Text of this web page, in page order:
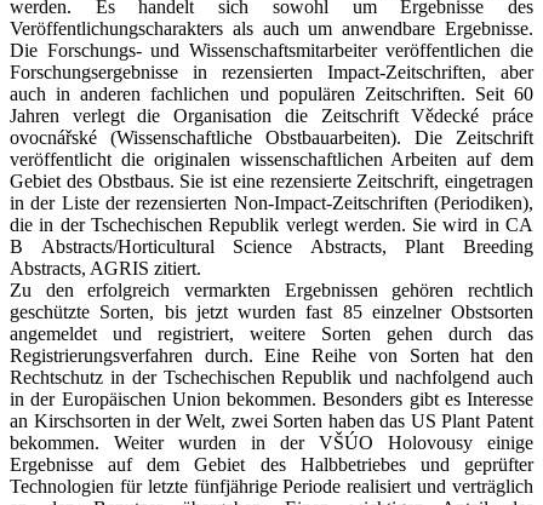
werden. Es handelt sich sowohl um Ergebnisse des
Veröffentlichungscharakters als auch um anwendbare Ergebnisse.
Die Forschungs- und Wissenschaftsmitarbeiter veröffentlichen die
Forschungsergebnisse in rezensierten Impact-Zeitschriften, aber
auch in anderen fachlichen und populären Zeitschriften. Seit 60
Jahren verlegt die Organisation die Zeitschrift Vědecké práce
ovocnářské (Wissenschaftliche Obstbauarbeiten). Die Zeitschrift
veröffentlicht die originalen wissenschaftlichen Arbeiten auf dem
Gebiet des Obstbaus. Sie ist eine rezensierte Zeitschrift, eingetragen
in der Liste der rezensierten Non-Impact-Zeitschriften (Periodiken),
die in der Tschechischen Republik verlegt werden. Sie wird in CA
B Abstracts/Horticultural Science Abstracts, Plant Breeding
Abstracts, AGRIS zitiert.
Zu den erfolgreich vermarkten Ergebnissen gehören rechtlich
geschützte Sorten, bis jetzt wurden fast 85 einzelner Obstsorten
angemeldet und registriert, weitere Sorten gehen durch das
Registrierungsverfahren durch. Eine Reihe von Sorten hat den
Rechtschutz in der Tschechischen Republik und nachfolgend auch
in der Europäischen Union bekommen. Besonders gibt es Interesse
an Kirschsorten in der Welt, zwei Sorten haben das US Plant Patent
bekommen. Weiter wurden in der VŠÚO Holovousy einige
Ergebnisse auf dem Gebiet des Halbbetriebes und geprüfter
Technologien für letzte fünfjährige Periode realisiert und verträglich